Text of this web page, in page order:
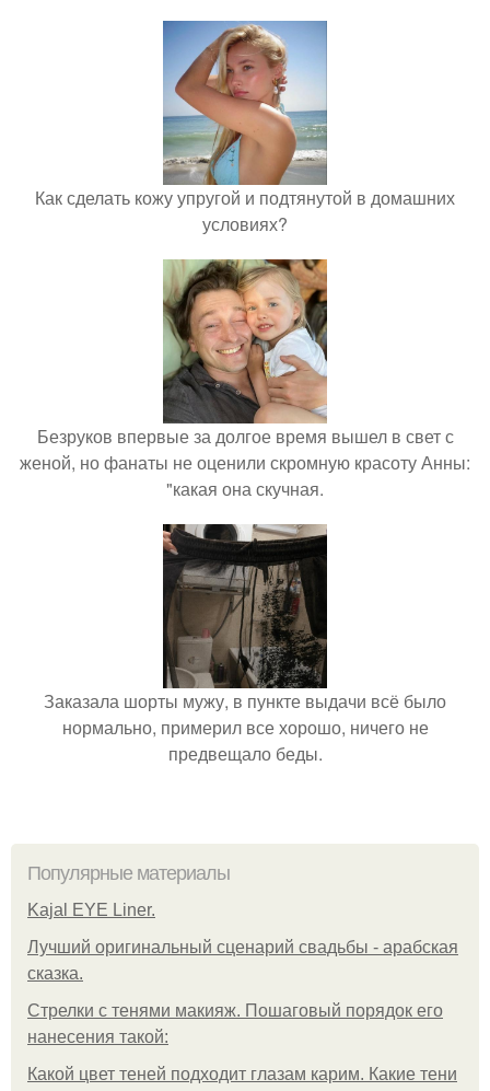
Как сделать кожу упругой и подтянутой в домашних
условиях?
Безруков впервые за долгое время вышел в свет с
женой, но фанаты не оценили скромную красоту Анны:
"какая она скучная.
Заказала шорты мужу, в пункте выдачи всё было
нормально, примерил все хорошо, ничего не
предвещало беды.
Популярные материалы
Kajal EYE Liner.
Лучший оригинальный сценарий свадьбы - арабская
сказка.
Стрелки с тенями макияж. Пошаговый порядок его
нанесения такой:
Какой цвет теней подходит глазам карим. Какие тени